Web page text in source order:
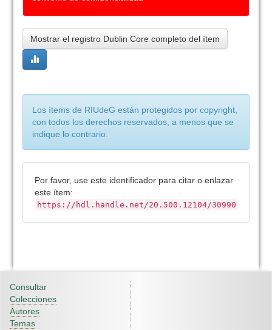
Mostrar el registro Dublin Core completo del ítem
Los ítems de RIUdeG están protegidos por copyright,
con todos los derechos reservados, a menos que se
indique lo contrario.
Por favor, use este identificador para citar o enlazar
este ítem:
https://hdl.handle.net/20.500.12104/30990
Consultar
Colecciones
Autores
Temas